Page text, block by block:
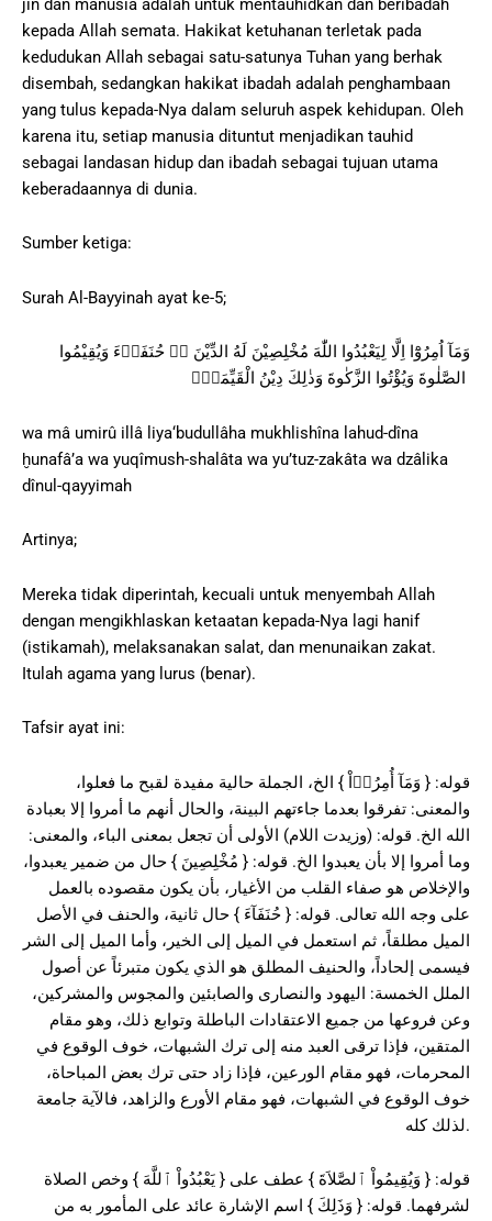
jin dan manusia adalah untuk mentauhidkan dan beribadah
kepada Allah semata. Hakikat ketuhanan terletak pada
kedudukan Allah sebagai satu-satunya Tuhan yang berhak
disembah, sedangkan hakikat ibadah adalah penghambaan
yang tulus kepada-Nya dalam seluruh aspek kehidupan. Oleh
karena itu, setiap manusia dituntut menjadikan tauhid
sebagai landasan hidup dan ibadah sebagai tujuan utama
keberadaannya di dunia.
Sumber ketiga:
Surah Al-Bayyinah ayat ke-5;
وَمَآ اُمِرُوْٓا اِلَّا لِيَعْبُدُوا اللّٰهَ مُخْلِصِيْنَ لَهُ الدِّيْنَ ەۙ حُنَفَاۤءَ وَيُقِيْمُوا
wa mâ umirû illâ liya‘budullâha mukhlishîna lahud-dîna
ḫunafâ’a wa yuqîmush-shalâta wa yu’tuz-zakâta wa dzâlika
dînul-qayyimah
Artinya;
Mereka tidak diperintah, kecuali untuk menyembah Allah
dengan mengikhlaskan ketaatan kepada-Nya lagi hanif
(istikamah), melaksanakan salat, dan menunaikan zakat.
Itulah agama yang lurus (benar).
Tafsir ayat ini:
قوله: { وَمَآ أُمِرُوۤاْ } الخ، الجملة حالية مفيدة لقبح ما فعلوا،
والمعنى: تفرقوا بعدما جاءتهم البينة، والحال أنهم ما أمروا إلا بعبادة
الله الخ. قوله: (وزيدت اللام) الأولى أن تجعل بمعنى الباء، والمعنى:
وما أمروا إلا بأن يعبدوا الخ. قوله: { مُخْلِصِينَ } حال من ضمير يعبدوا،
والإخلاص هو صفاء القلب من الأغيار، بأن يكون مقصوده بالعمل
على وجه الله تعالى. قوله: { حُنَفَآءَ } حال ثانية، والحنف في الأصل
الميل مطلقاً، ثم استعمل في الميل إلى الخير، وأما الميل إلى الشر
فيسمى إلحاداً، والحنيف المطلق هو الذي يكون متبرئاً عن أصول
الملل الخمسة: اليهود والنصارى والصابئين والمجوس والمشركين،
وعن فروعها من جميع الاعتقادات الباطلة وتوابع ذلك، وهو مقام
المتقين، فإذا ترقى العبد منه إلى ترك الشبهات، خوف الوقوع في
المحرمات، فهو مقام الورعين، فإذا زاد حتى ترك بعض المباحاة،
خوف الوقوع في الشبهات، فهو مقام الأورع والزاهد، فالآية جامعة
لذلك كله.
قوله: { وَيُقِيمُواْ ٱلصَّلاَةَ } عطف على { يَعْبُدُواْ ٱللَّهَ } وخص الصلاة
لشرفهما. قوله: { وَذَلِكَ } اسم الإشارة عائد على المأمور به من